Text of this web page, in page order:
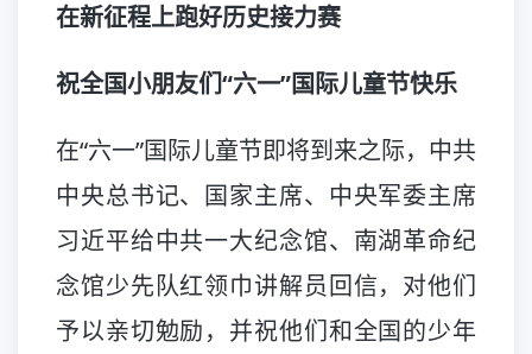
在新征程上跑好历史接力赛
祝全国小朋友们“六一”国际儿童节快乐
在“六一”国际儿童节即将到来之际，中共
中央总书记、国家主席、中央军委主席
习近平给中共一大纪念馆、南湖革命纪
念馆少先队红领巾讲解员回信，对他们
予以亲切勉励，并祝他们和全国的少年